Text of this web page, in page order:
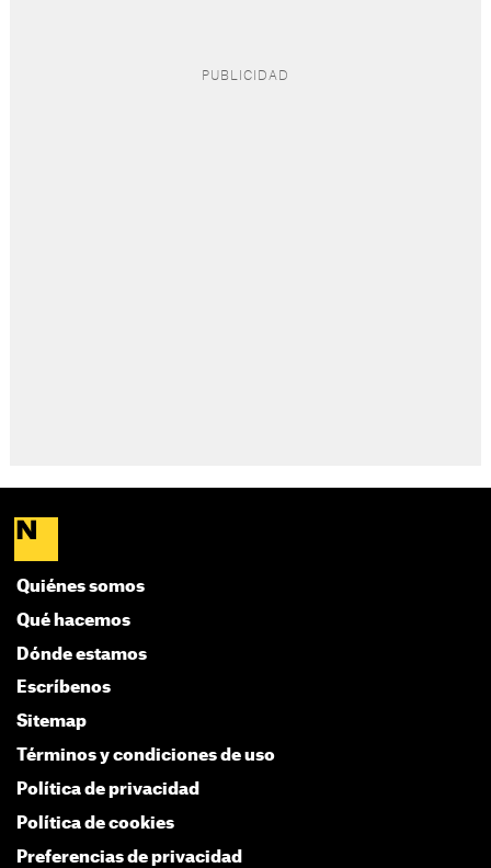
Quiénes somos
Qué hacemos
Dónde estamos
Escríbenos
Sitemap
Términos y condiciones de uso
Política de privacidad
Política de cookies
Preferencias de privacidad